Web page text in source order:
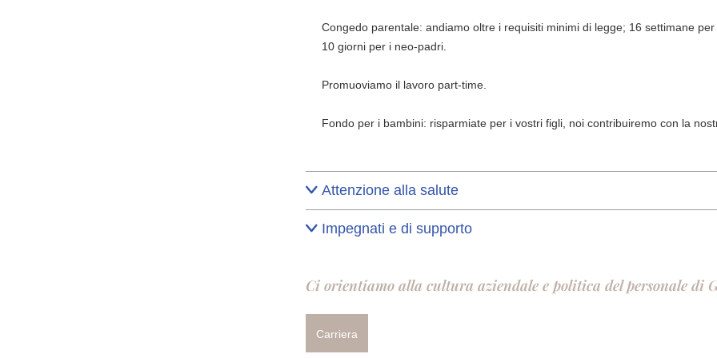
Congedo parentale: andiamo oltre i requisiti minimi di legge; 16 settimane
10 giorni per i neo-padri.
Promuoviamo il lavoro part-time.
Fondo per i bambini: risparmiate per i vostri figli, noi contribuiremo con la
Attenzione alla salute
Impegnati e di supporto
Ci orientiamo alla cultura aziendale e politica del personale di
Carriera